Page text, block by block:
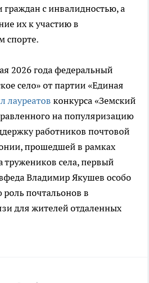
с инвалидностью, а
их к участию в
спорте.
2026 года федеральный
село» от партии «Единая
лауреатов конкурса «Земский
на популяризацию
работников почтовой
прошедшей в рамках
тружеников села, первый
Владимир Якушев особо
почтальонов в
для жителей отдаленных